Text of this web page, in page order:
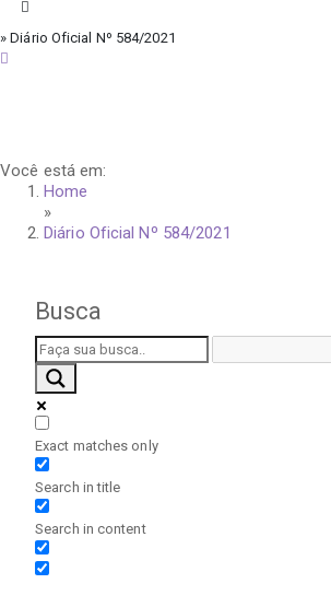
» Diário Oficial Nº 584/2021
Você está em:
Home
»
Diário Oficial Nº 584/2021
Busca
Exact matches only
Search in title
Search in content